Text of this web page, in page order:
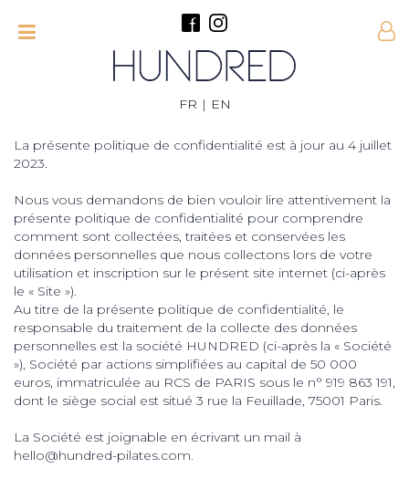
FR | EN
La présente politique de confidentialité est à jour au 4 juillet
2023.
Nous vous demandons de bien vouloir lire attentivement la
présente politique de confidentialité pour comprendre
comment sont collectées, traitées et conservées les
données personnelles que nous collectons lors de votre
utilisation et inscription sur le présent site internet (ci-après
le « Site »).
Au titre de la présente politique de confidentialité, le
responsable du traitement de la collecte des données
personnelles est la société HUNDRED (ci-après la « Société
»), Société par actions simplifiées au capital de 50 000
euros, immatriculée au RCS de PARIS sous le n° 919 863 191,
dont le siège social est situé 3 rue la Feuillade, 75001 Paris.
La Société est joignable en écrivant un mail à
hello@hundred-pilates.com.